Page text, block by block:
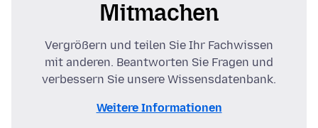
Mitmachen
Vergrößern und teilen Sie Ihr Fachwissen
mit anderen. Beantworten Sie Fragen und
verbessern Sie unsere Wissensdatenbank.
Weitere Informationen